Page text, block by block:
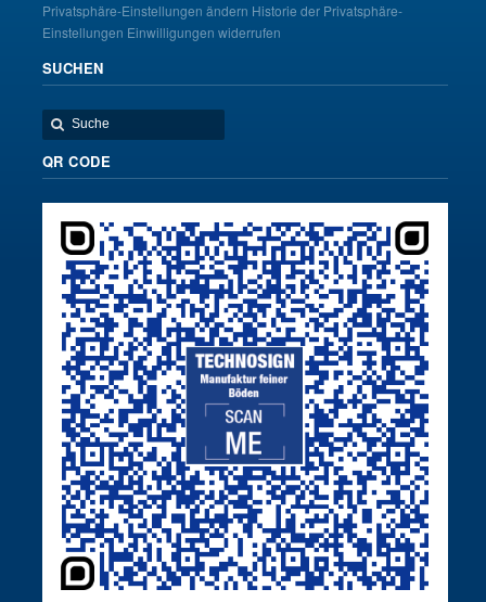
Privatsphäre-Einstellungen ändern Historie der Privatsphäre-
Einstellungen Einwilligungen widerrufen
SUCHEN
QR CODE